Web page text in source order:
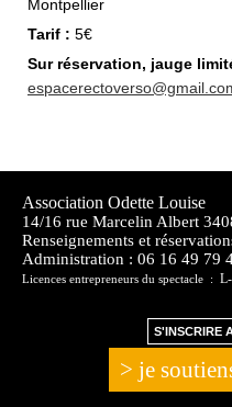
Montpellier
Tarif : 5€
Sur réservation, jauge
Association Odette Louise
14/16 rue Marcelin Albert
Renseignements et
Administration : 06 16 49 79
Licences entrepreneurs du spectacle :
S'INSCRIRE
> je